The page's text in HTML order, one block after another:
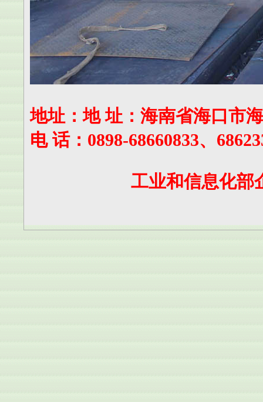
地址：地 址：海南省海口市
电 话：0898-68660833、
工业和信息化部